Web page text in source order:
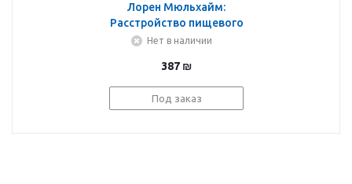
Лорен Мюльхайм:
Расстройство пищевого
поведения у
Практические методы
борьбы с анорексией,
булимией
Нет в наличии
387 ₪
Под заказ